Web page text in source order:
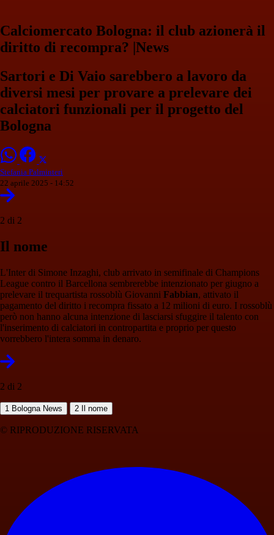
Calciomercato Bologna: il club azionerà il
diritto di recompra? |News
Sartori e Di Vaio sarebbero a lavoro da
diversi mesi per provare a prelevare dei
calciatori funzionali per il progetto del
Bologna
Stefania Palminteri
22 aprile 2025 - 14:52
2 di 2
Il nome
L'Inter di Simone Inzaghi, club arrivato in semifinale di Champions
League contro il Barcellona sembrerebbe intenzionato per giugno a
prelevare il trequartista rossoblù Giovanni Fabbian, attivato il
pagamento del diritto i recompra fissato a 12 milioni di euro. I rossoblù
però non hanno alcuna intenzione di lasciarsi sfuggire il talento con
l'inserimento di calciatori in contropartita e proprio per questo
vorrebbero l'intera somma in denaro.
2 di 2
1 Bologna News 2 Il nome
© RIPRODUZIONE RISERVATA